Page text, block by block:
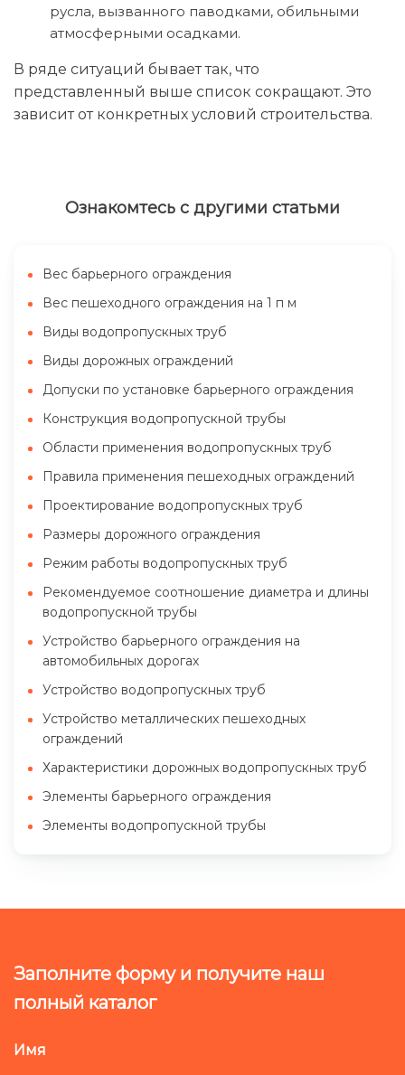
русла, вызванного паводками, обильными
атмосферными осадками.
В ряде ситуаций бывает так, что
представленный выше список сокращают. Это
зависит от конкретных условий строительства.
Ознакомтесь с другими статьми
Вес барьерного ограждения
Вес пешеходного ограждения на 1 п м
Виды водопропускных труб
Виды дорожных ограждений
Допуски по установке барьерного ограждения
Конструкция водопропускной трубы
Области применения водопропускных труб
Правила применения пешеходных ограждений
Проектирование водопропускных труб
Размеры дорожного ограждения
Режим работы водопропускных труб
Рекомендуемое соотношение диаметра и длины
водопропускной трубы
Устройство барьерного ограждения на
автомобильных дорогах
Устройство водопропускных труб
Устройство металлических пешеходных
ограждений
Характеристики дорожных водопропускных труб
Элементы барьерного ограждения
Элементы водопропускной трубы
Заполните форму и получите наш
полный каталог
Имя